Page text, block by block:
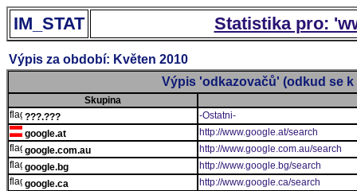
IM_STAT Statistika pro:
Výpis za období: Květen 2010
Výpis 'odkazovačů' (odkud se k
Skupina
???.???
-Ostatni-
google.at
http://www.google.at/search
google.com.au
http://www.google.com.au/search
google.bg
http://www.google.bg/search
google.ca
http://www.google.ca/search